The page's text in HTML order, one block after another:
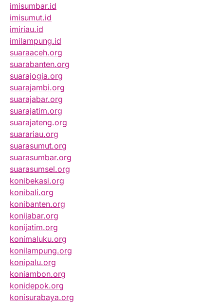
imisumbar.id
imisumut.id
imiriau.id
imilampung.id
suaraaceh.org
suarabanten.org
suarajogja.org
suarajambi.org
suarajabar.org
suarajatim.org
suarajateng.org
suarariau.org
suarasumut.org
suarasumbar.org
suarasumsel.org
konibekasi.org
konibali.org
konibanten.org
konijabar.org
konijatim.org
konimaluku.org
konilampung.org
konipalu.org
koniambon.org
konidepok.org
konisurabaya.org